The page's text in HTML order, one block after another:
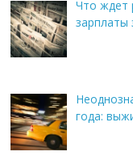
Что ждет
зарплаты
года: